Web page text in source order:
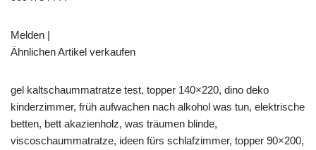
Melden |
Ähnlichen Artikel verkaufen
gel kaltschaummatratze test, topper 140×220, dino deko
kinderzimmer, früh aufwachen nach alkohol was tun, elektrische
betten, bett akazienholz, was träumen blinde,
viscoschaummatratze, ideen fürs schlafzimmer, topper 90×200,